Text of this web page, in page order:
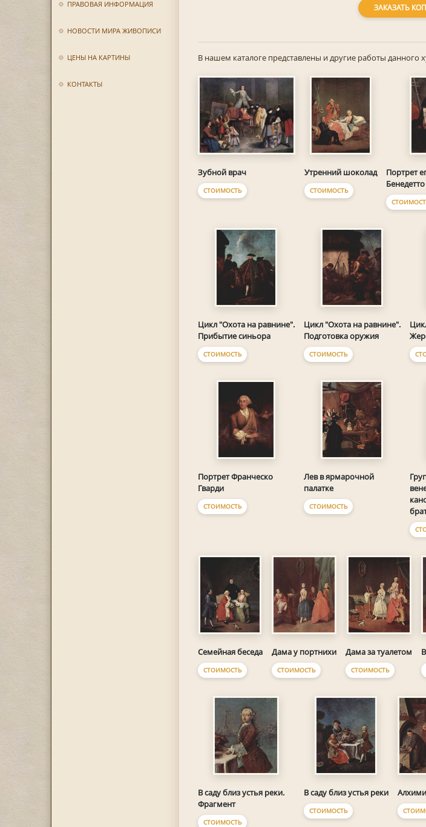
ПРАВОВАЯ ИНФОРМАЦИЯ
НОВОСТИ МИРА ЖИВОПИСИ
ЦЕНЫ НА КАРТИНЫ
КОНТАКТЫ
ЗАКАЗАТЬ
В нашем каталоге представлены и другие работы данного
Зубной врач
СТОИМОСТЬ
Утренний шоколад
СТОИМОСТЬ
Портрет
Цикл "Охота на равнине".
Прибытие синьора
СТОИМОСТЬ
Цикл "Охота на равнине".
Подготовка оружия
СТОИМОСТЬ
Портрет Франческо
Гварди
СТОИМОСТЬ
Лев в ярмарочной
палатке
СТОИМОСТЬ
Семейная беседа
СТОИМОСТЬ
Дама у портнихи
СТОИМОСТЬ
Дама за туалетом
СТОИМОСТЬ
В саду близ устья реки.
Фрагмент
СТОИМОСТЬ
В саду близ устья реки
СТОИМОСТЬ